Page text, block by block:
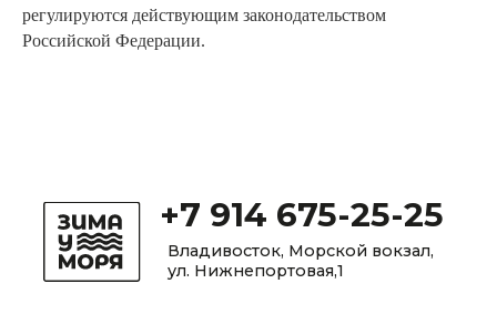
регулируются действующим законодательством
Российской Федерации.